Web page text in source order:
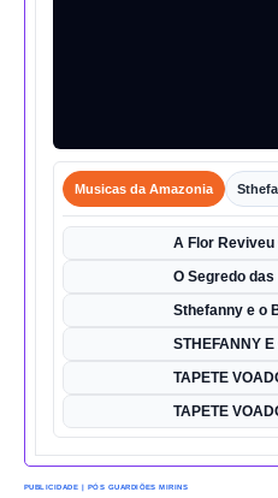
Musicas da Amazonia
STHEFANNY
TAPETE
TAPETE
PUBLICIDADE | PÓS GUARDIÕES MIRINS